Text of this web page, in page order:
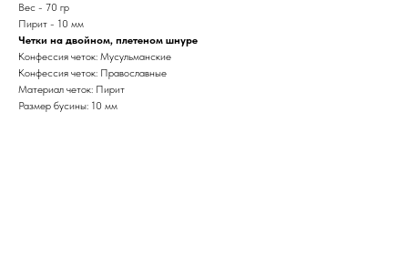
Вес - 70 гр
Пирит - 10 мм
Четки на двойном, плетеном шнуре
Конфессия четок: Мусульманские
Конфессия четок: Православные
Материал четок: Пирит
Размер бусины: 10 мм